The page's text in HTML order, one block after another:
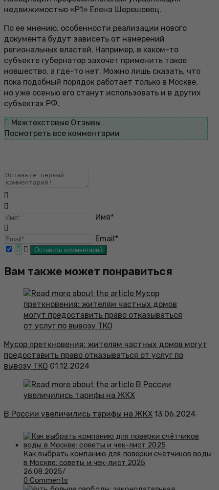
недвижимостью «Р1» Елена Шерешовец.
По ее мнению, особенности реализации нового
документа будут зависеть от намерений
региональных властей. Например, в каком-­то
субъекте губернатор захочет применить такое
новшество, а где-то нет. Можно лишь сказать, что
пока подобный порядок работает только в Москве,
но уже осенью его станут использовать и в других
субъектах РФ.
Межтекстовые Отзывы
Посмотреть все комментарии
Имя*
Email*
Вам также может понравиться
Мусор преткновения: жителям частных домов могут
предоставить право отказываться от услуг по
вывозу ТКО 01.12.2024
В России увеличились тарифы на ЖКХ 13.06.2024
Как выбрать компанию для поверки счётчиков воды
в Москве: советы и чек-лист 2025
26.08.2025/
0 Comments